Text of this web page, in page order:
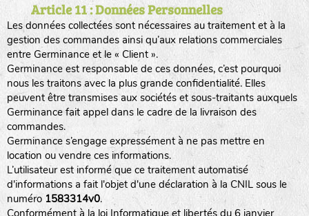
Article 11 : Données Personnelles
Les données collectées sont nécessaires au traitement et à la
gestion des commandes ainsi qu’aux relations commerciales
entre Germinance et le « Client ».
Germinance est responsable de ces données, c’est pourquoi
nous les traitons avec la plus grande confidentialité. Elles
peuvent être transmises aux sociétés et sous-traitants auxquels
Germinance fait appel dans le cadre de la livraison des
commandes.
Germinance s’engage expressément à ne pas mettre en
location ou vendre ces informations.
L’utilisateur est informé que ce traitement automatisé
d'informations a fait l'objet d'une déclaration à la CNIL sous le
numéro 1583314v0.
Conformément à la loi Informatique et libertés du 6 janvier